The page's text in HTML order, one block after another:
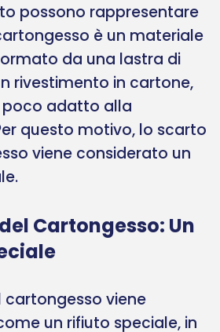
possono rappresentare
è un materiale
da una lastra di
rivestimento in cartone,
poco adatto alla
questo motivo, lo scarto
viene considerato un
Cartongesso: Un
cartongesso viene
un rifiuto speciale, in